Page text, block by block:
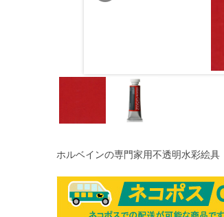
ホルベインの専門家用不透明水彩絵具